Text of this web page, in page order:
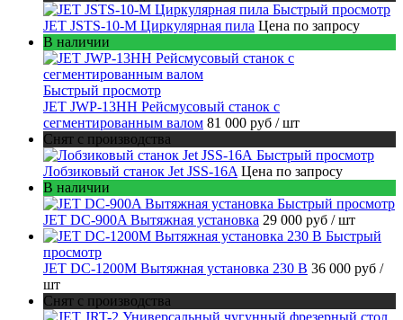
Быстрый просмотр
JET JSTS-10-M Циркулярная пила Цена по запросу
В наличии
Быстрый просмотр
JET JWP-13HH Рейсмусовый станок с
сегментированным валом 81 000 руб / шт
Снят с производства
Быстрый просмотр
Лобзиковый станок Jet JSS-16A Цена по запросу
В наличии
Быстрый просмотр
JET DC-900A Вытяжная установка 29 000 руб / шт
Быстрый
просмотр
JET DC-1200M Вытяжная установка 230 В 36 000 руб /
шт
Снят с производства